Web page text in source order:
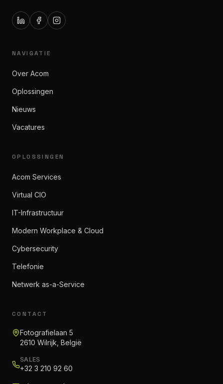
NAVIGATIE
Over Acom
Oplossingen
Nieuws
Vacatures
OPLOSSINGEN
Acom Services
Virtual CIO
IT-Infrastructuur
Modern Workplace & Cloud
Cybersecurity
Telefonie
Netwerk as-a-Service
CONTACT
Fotografielaan 5
2610 Wilrijk, België
SALES
+32 3 210 92 60